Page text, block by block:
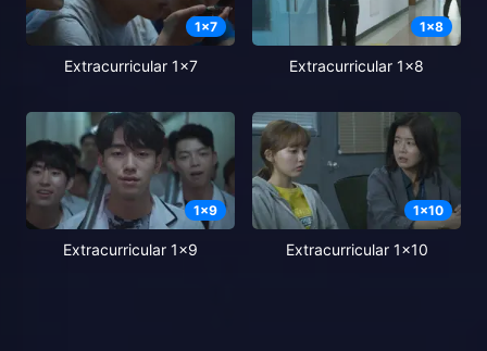
1x7
Extracurricular 1x7
1x8
Extracurricular 1x8
1x9
Extracurricular 1x9
1x10
Extracurricular 1x10